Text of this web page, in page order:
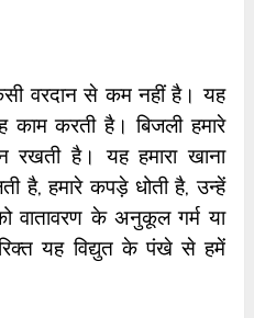
वरदान से कम नहीं है। यह
काम करती है। बिजली हमारे
रखती है। यह हमारा खाना
है, हमारे कपड़े धोती है, उन्हें
वातावरण के अनुकूल गर्म या
यह विद्युत के पंखे से हमें